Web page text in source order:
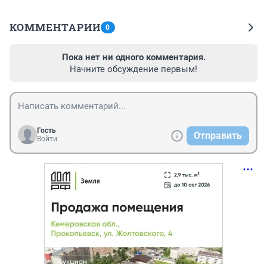
КОММЕНТАРИИ 0
Пока нет ни одного комментария.
Начните обсуждение первым!
Гость
Войти
Отправить